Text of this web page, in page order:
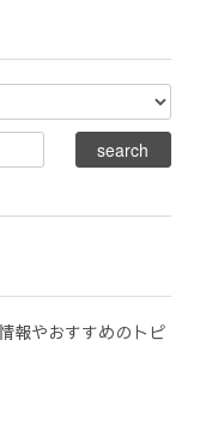
やおすすめのトピ